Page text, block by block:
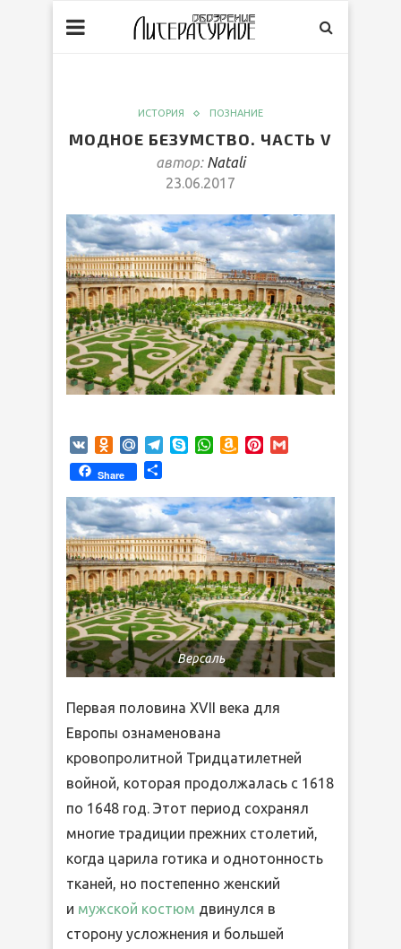
ИСТОРИЯ ПОЗНАНИЕ
МОДНОЕ БЕЗУМСТВО. ЧАСТЬ V
автор: Natali
23.06.2017
VK Odnoklassniki
Mail.RuTelegram
SkypeWhatsApp
AmazonPinterest
Share
Версаль
Первая половина XVII века для
Европы ознаменована
кровопролитной Тридцатилетней
войной, которая продолжалась с 1618
по 1648 год. Этот период сохранял
многие традиции прежних столетий,
когда царила готика и однотонность
тканей, но постепенно женский
и мужской костюм двинулся в
сторону усложнения и большей